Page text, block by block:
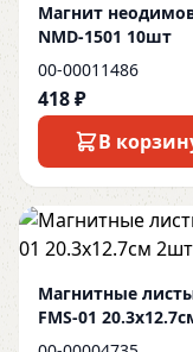
Магнит
NMD-1501 10шт
00-00011486
418 ₽
В
Магнитные
FMS-01
2шт